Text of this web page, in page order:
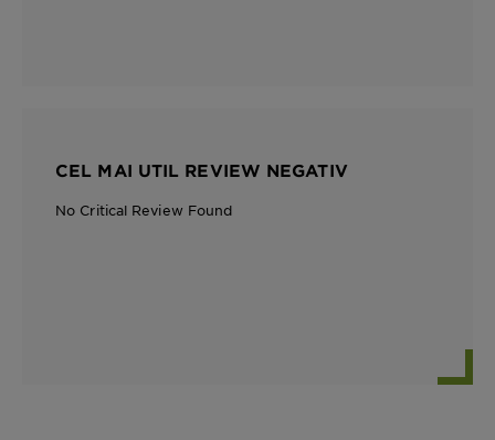
CEL MAI UTIL REVIEW NEGATIV
No Critical Review Found